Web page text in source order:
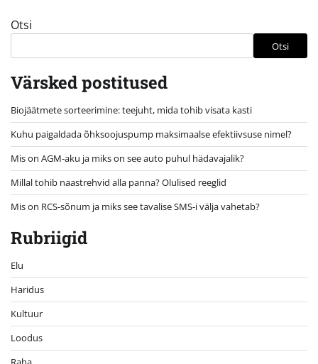
Otsi
Otsi
Värsked postitused
Biojäätmete sorteerimine: teejuht, mida tohib visata kasti
Kuhu paigaldada õhksoojuspump maksimaalse efektiivsuse nimel?
Mis on AGM-aku ja miks on see auto puhul hädavajalik?
Millal tohib naastrehvid alla panna? Olulised reeglid
Mis on RCS-sõnum ja miks see tavalise SMS-i välja vahetab?
Rubriigid
Elu
Haridus
Kultuur
Loodus